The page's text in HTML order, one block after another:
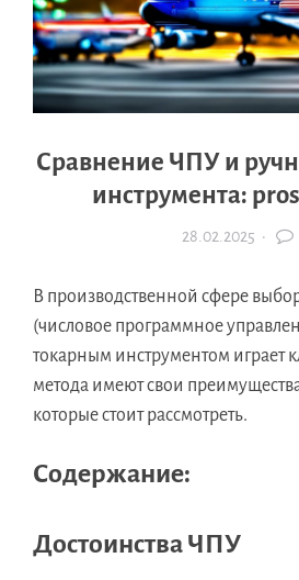
Сравнение ЧПУ и
инструмента:
28.02.2025 ·
В производственной сфере
(числовое программное
токарным инструментом играет
метода имеют свои
которые стоит рассмотреть.
Содержание:
Достоинства ЧПУ